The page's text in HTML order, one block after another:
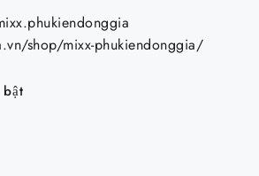
shop/mixx-phukiendonggia/